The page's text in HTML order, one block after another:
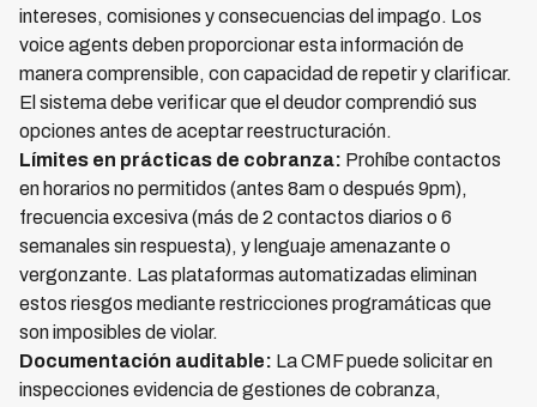
intereses, comisiones y consecuencias del impago. Los
voice agents deben proporcionar esta información de
manera comprensible, con capacidad de repetir y clarificar.
El sistema debe verificar que el deudor comprendió sus
opciones antes de aceptar reestructuración.
Límites en prácticas de cobranza: Prohíbe contactos
en horarios no permitidos (antes 8am o después 9pm),
frecuencia excesiva (más de 2 contactos diarios o 6
semanales sin respuesta), y lenguaje amenazante o
vergonzante. Las plataformas automatizadas eliminan
estos riesgos mediante restricciones programáticas que
son imposibles de violar.
Documentación auditable: La CMF puede solicitar en
inspecciones evidencia de gestiones de cobranza,